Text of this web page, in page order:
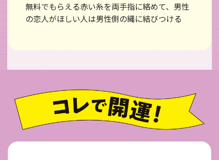
無料でもらえる赤い糸を両手指に絡めて、男性
の恋人がほしい人は男性側の縄に結びつける